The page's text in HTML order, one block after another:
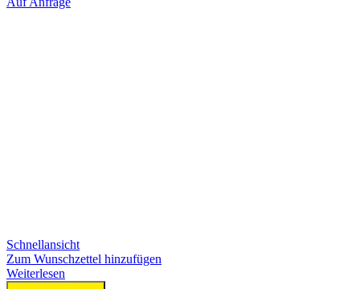
Schnellansicht
Zum Wunschzettel hinzufügen
Weiterlesen